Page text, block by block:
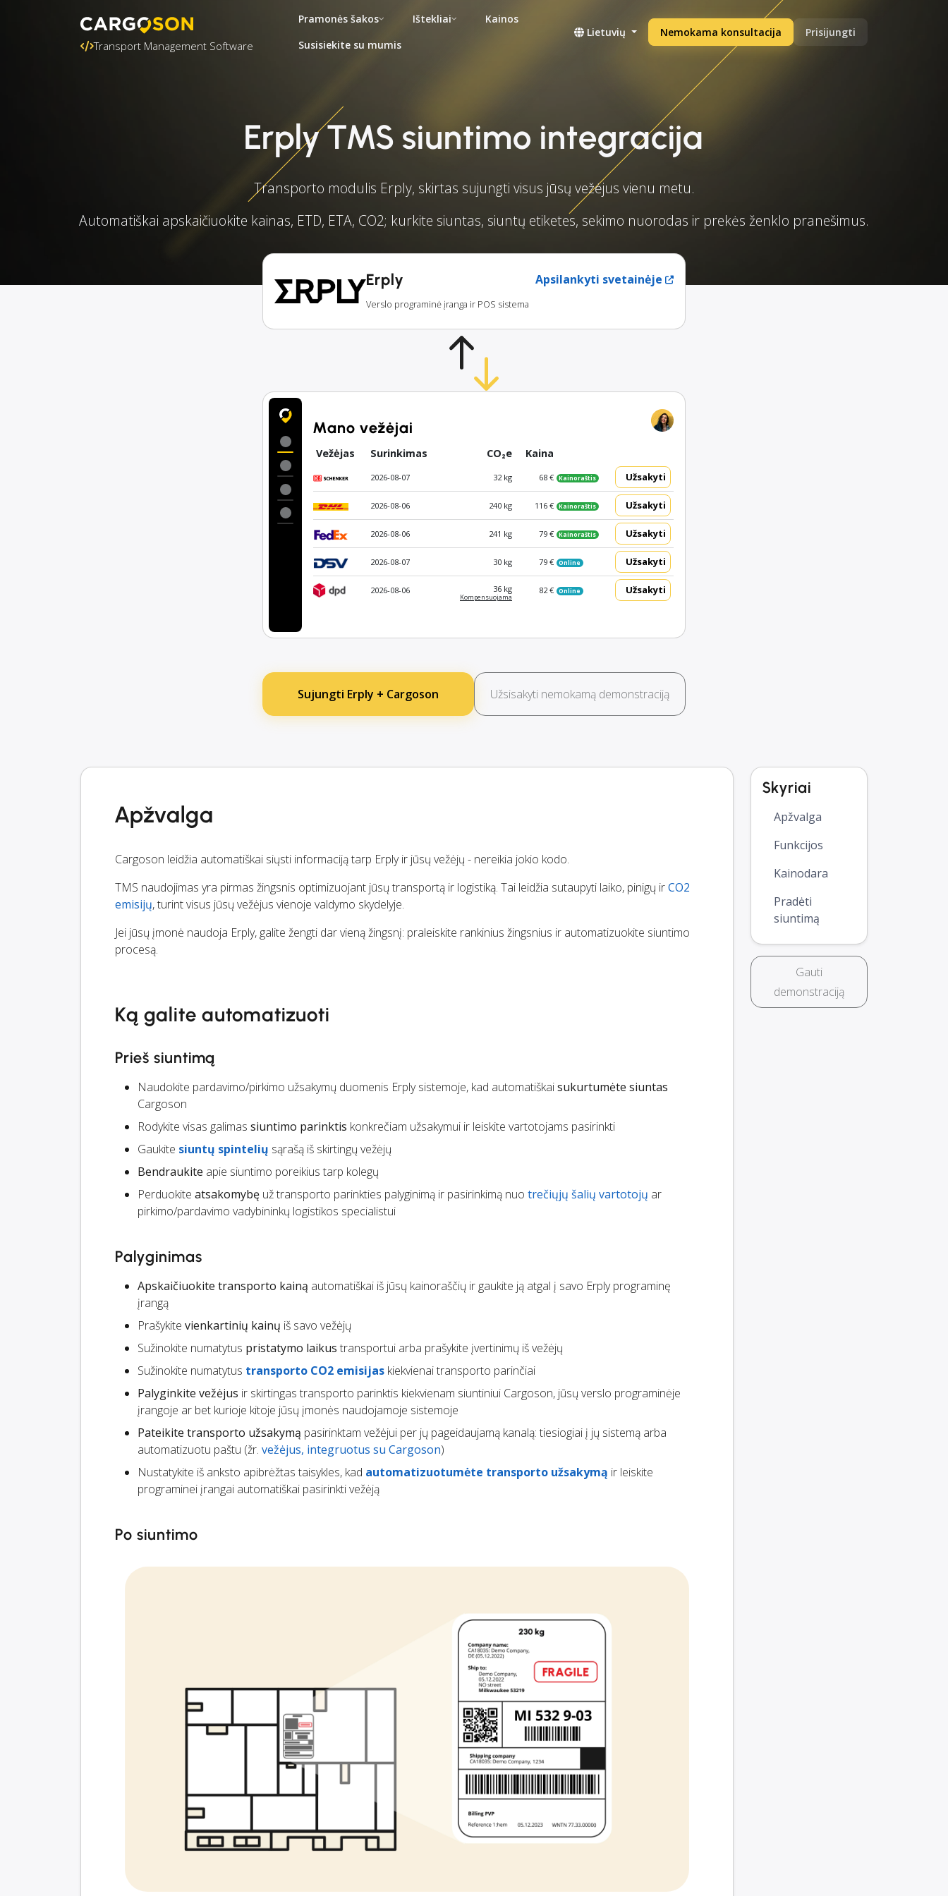
Transport Management Software
Pramonės šakos Ištekliai
Kainos
Susisiekite su mumis
Lietuvių Nemokama konsultacija Prisijungti
Erply TMS siuntimo integracija
Transporto modulis Erply, skirtas sujungti visus jūsų vežėjus vienu metu.
Automatiškai apskaičiuokite kainas, ETD, ETA, CO2; kurkite siuntas, siuntų etiketes, sekimo nuorodas ir prekės ženklo pranešimus.
Erply Apsilankyti svetainėje
Verslo programinė įranga ir POS sistema
Mano vežėjai
Vežėjas Surinkimas CO₂e Kaina
2026-08-07 32 kg 68 € Kainoraštis Užsakyti
2026-08-06 240 kg 116 € Kainoraštis Užsakyti
2026-08-06 241 kg 79 € Kainoraštis Užsakyti
2026-08-07 30 kg 79 € Online Užsakyti
2026-08-06 36 kg
Kompen­suojama
82 € Online Užsakyti
Sujungti Erply + Cargoson Užsisakyti nemokamą demonstraciją
Apžvalga
Cargoson leidžia automatiškai siųsti informaciją tarp Erply ir jūsų vežėjų - nereikia jokio kodo.
TMS naudojimas yra pirmas žingsnis optimizuojant jūsų transportą ir logistiką. Tai leidžia sutaupyti laiko, pinigų irCO2
emisijų, turint visus jūsų vežėjus vienoje valdymo skydelyje.
Jei jūsų įmonė naudoja Erply, galite žengti dar vieną žingsnį: praleiskite rankinius žingsnius ir automatizuokite siuntimo
procesą.
Ką galite automatizuoti
Prieš siuntimą
Naudokite pardavimo/pirkimo užsakymų duomenis Erply sistemoje, kad automatiškaisukurtumėte siuntas
Cargoson
Rodykite visas galimas siuntimo parinktis konkrečiam užsakymui ir leiskite vartotojams pasirinkti
Gaukite siuntų spintelių sąrašą iš skirtingų vežėjų
Bendraukite apie siuntimo poreikius tarp kolegų
Perduokite atsakomybę už transporto parinkties palyginimą ir pasirinkimą nuo trečiųjų šalių vartotojų ar
pirkimo/pardavimo vadybininkų logistikos specialistui
Palyginimas
Apskaičiuokite transporto kainą automatiškai iš jūsų kainoraščių ir gaukite ją atgal į savo Erply programinę
įrangą
Prašykite vienkartinių kainų iš savo vežėjų
Sužinokite numatytus pristatymo laikus transportui arba prašykite įvertinimų iš vežėjų
Sužinokite numatytus transporto CO2 emisijas kiekvienai transporto parinčiai
Palyginkite vežėjus ir skirtingas transporto parinktis kiekvienam siuntiniui Cargoson, jūsų verslo programinėje
įrangoje ar bet kurioje kitoje jūsų įmonės naudojamoje sistemoje
Pateikite transporto užsakymą pasirinktam vežėjui per jų pageidaujamą kanalą: tiesiogiai į jų sistemą arba
automatizuotu paštu (žr. vežėjus, integruotus su Cargoson)
Nustatykite iš anksto apibrėžtas taisykles, kad automatizuotumėte transporto užsakymą ir leiskite
programinei įrangai automatiškai pasirinkti vežėją
Po siuntimo
Skyriai
Apžvalga
Funkcijos
Kainodara
Pradėti
siuntimą
Gauti
demonstraciją